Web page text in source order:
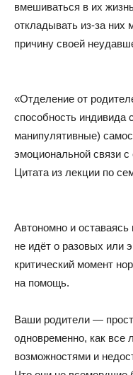
вмешиваться в их
откладывать из-за них
причину своей
«Отделение от
способность индивида
манипулятивные)
эмоциональной связи
Цитата из лекции по
Автономно и
не идёт о разовых или
критический момент
на помощь.
Ваши родители —
одновременно, как все
возможностями и